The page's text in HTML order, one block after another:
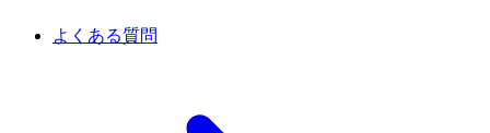
よくある質問